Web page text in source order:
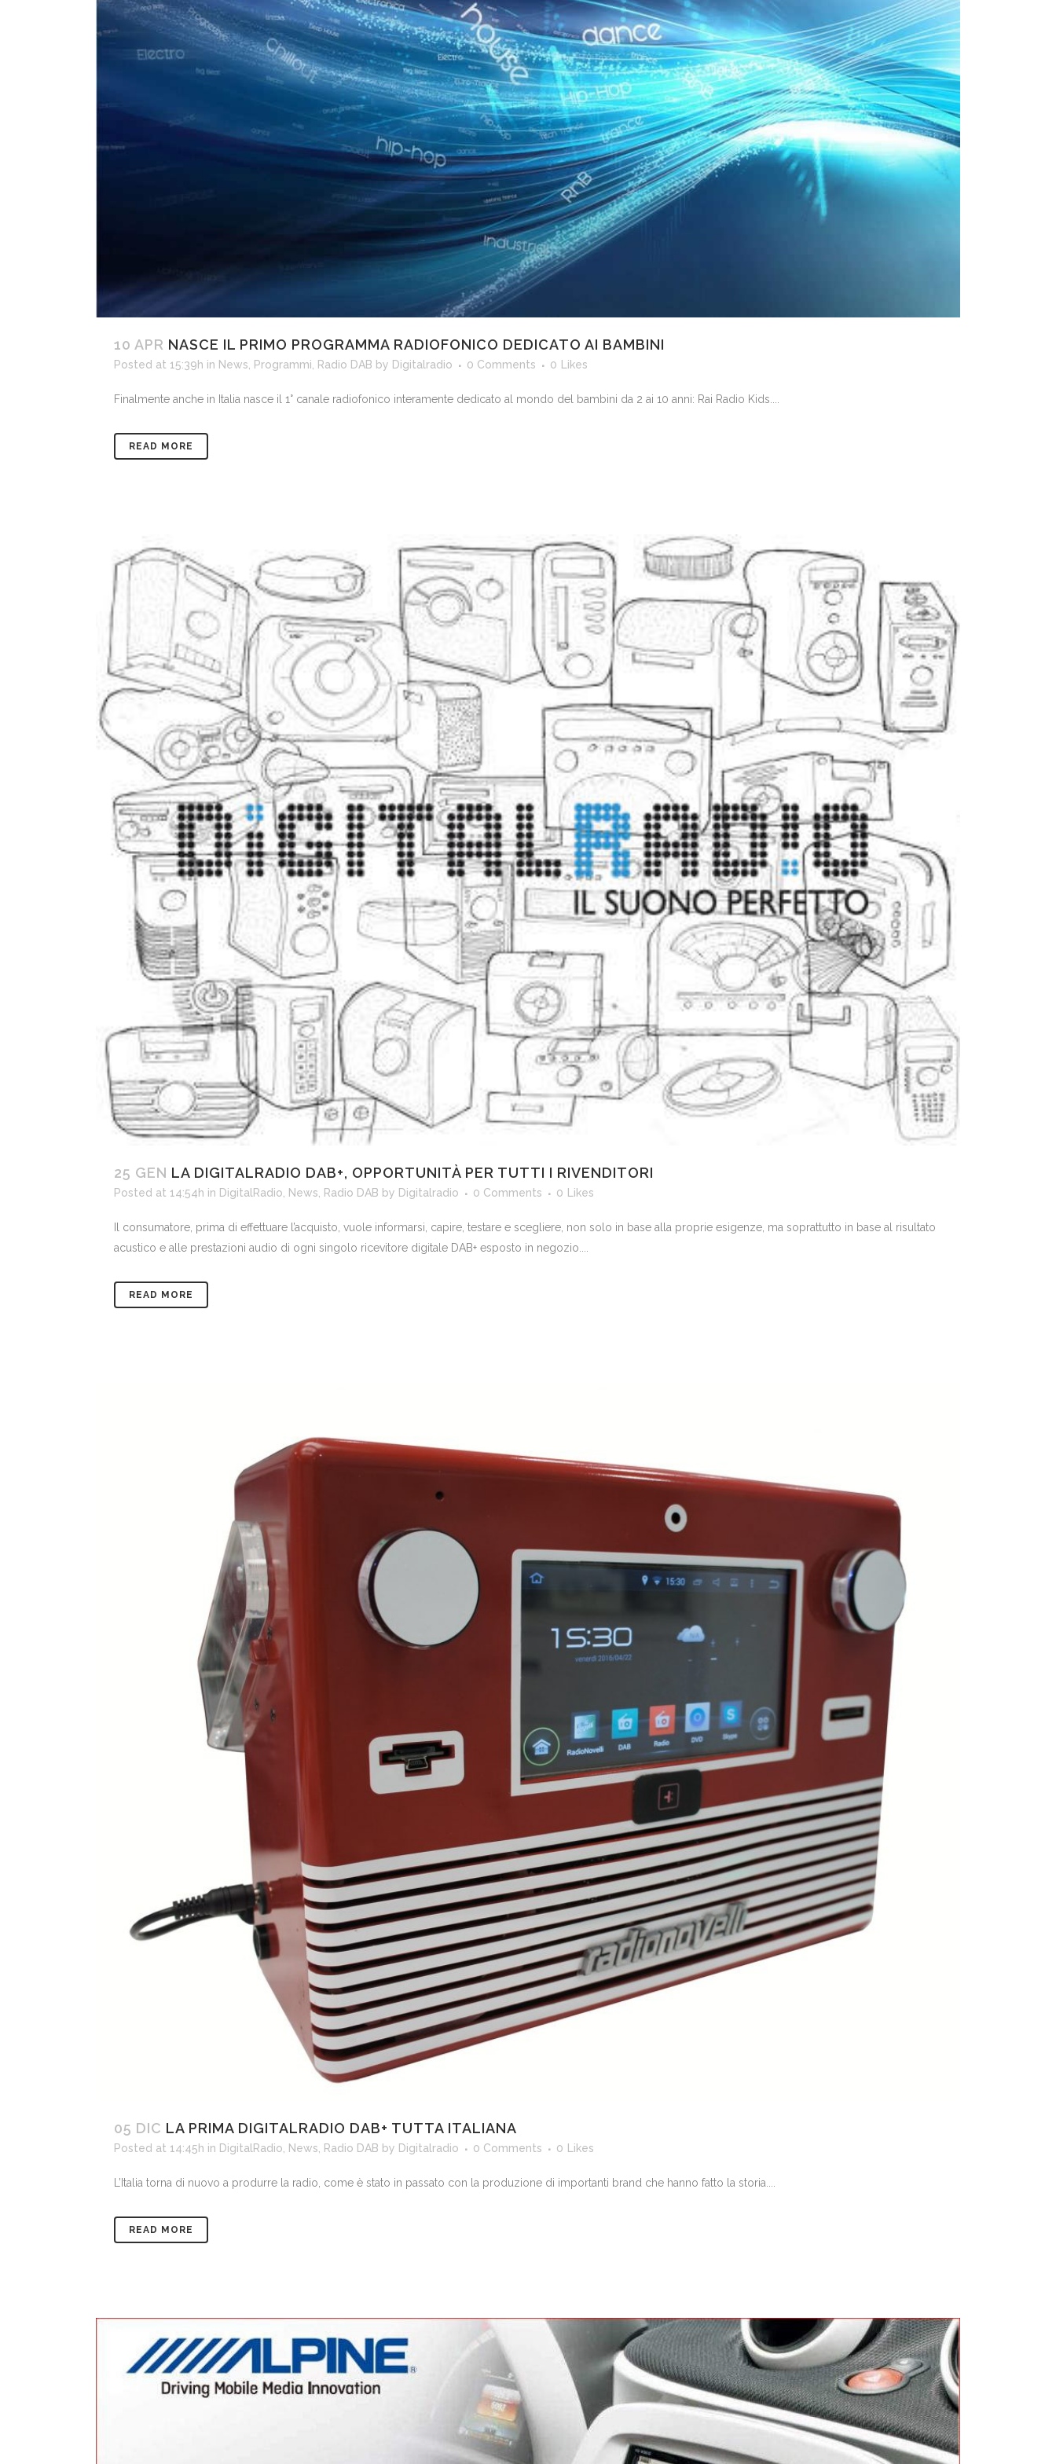
10 APR NASCE IL PRIMO PROGRAMMA RADIOFONICO DEDICATO AI BAMBINI
Posted at 15:39h in News, Programmi, Radio DAB by Digitalradio 0 Comments 0 Likes
Finalmente anche in Italia nasce il 1° canale radiofonico interamente dedicato al mondo del bambini da 2 ai 10 anni: Rai Radio Kids....
READ MORE
25 GEN LA DIGITALRADIO DAB+, OPPORTUNITÀ PER TUTTI I RIVENDITORI
Posted at 14:54h in DigitalRadio News Radio DAB by Digitalradio 0 Comments 0 Likes
Il consumatore, prima di effettuare l’acquisto, vuole informarsi, capire, testare e scegliere, non solo in base alla proprie esigenze, ma soprattutto in base al risultato
acustico e alle prestazioni audio di ogni singolo ricevitore digitale DAB+ esposto in negozio....
READ MORE
05 DIC LA PRIMA DIGITALRADIO DAB+ TUTTA ITALIANA
Posted at 14:45h in DigitalRadio News Radio DAB by Digitalradio 0 Comments 0 Likes
L’Italia torna di nuovo a produrre la radio, come è stato in passato con la produzione di importanti brand che hanno fatto la storia....
READ MORE